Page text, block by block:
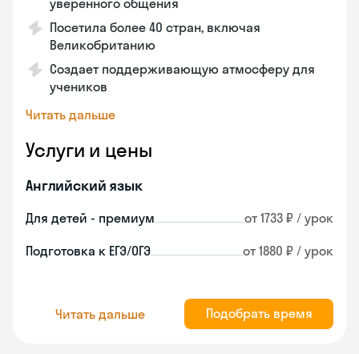
уверенного общения
Посетила более 40 стран, включая
Великобританию
Создает поддерживающую атмосферу для
учеников
Читать дальше
Услуги и цены
Английский язык
Для детей - премиум от 1733 ₽ / урок
Подготовка к ЕГЭ/ОГЭ от 1880 ₽ / урок
Читать дальше Подобрать время